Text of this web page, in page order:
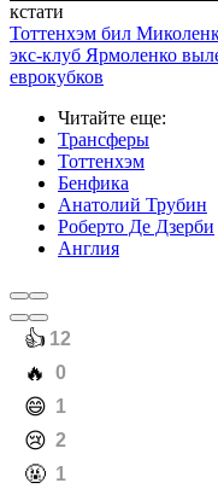
кстати
Тоттенхэм бил
экс-клуб Ярмоленко
еврокубков
Читайте еще:
Трансферы
Тоттенхэм
Бенфика
Анатолий Трубин
Роберто Де Дзерби
Англия
️👍 12
️🔥 0
️😄 1
️😢 2
️🤬 1